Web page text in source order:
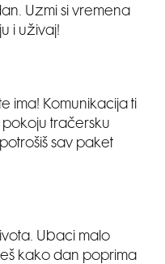
Uzmi si vremena
i uživaj!
ima! Komunikacija ti
tračersku
sav paket
Ubaci malo
kako dan poprima